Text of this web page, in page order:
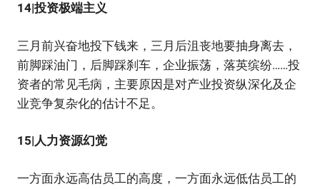
14|投资极端主义
三月前兴奋地投下钱来，三月后沮丧地要抽身离去，
前脚踩油门，后脚踩刹车，企业振荡，落英缤纷……投
资者的常见毛病，主要原因是对产业投资纵深化及企
业竞争复杂化的估计不足。
15|人力资源幻觉
一方面永远高估员工的高度，一方面永远低估员工的